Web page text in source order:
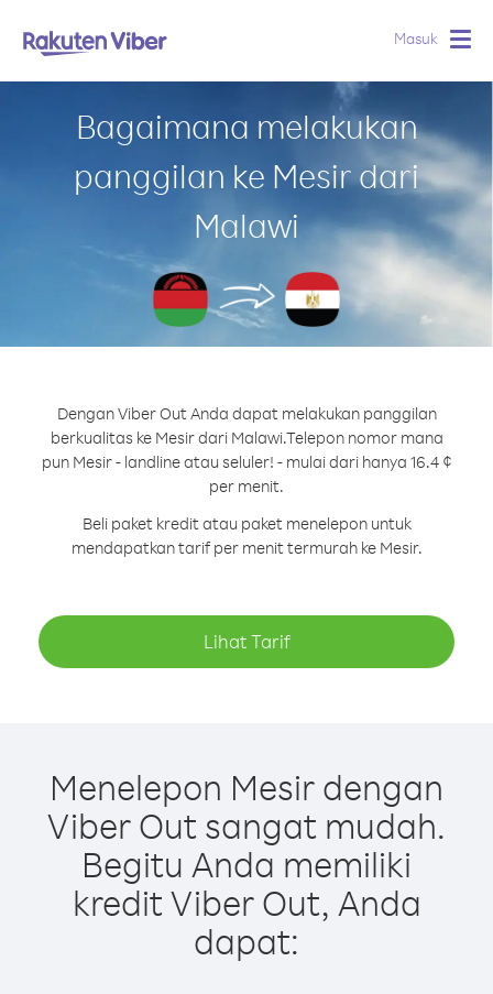
Masuk
Bagaimana melakukan
panggilan ke Mesir dari
Malawi
Dengan Viber Out Anda dapat melakukan panggilan
berkualitas ke Mesir dari Malawi.Telepon nomor mana
pun Mesir - landline atau seluler! - mulai dari hanya 16.4 ¢
per menit.
Beli paket kredit atau paket menelepon untuk
mendapatkan tarif per menit termurah ke Mesir.
Lihat Tarif
Menelepon Mesir dengan
Viber Out sangat mudah.
Begitu Anda memiliki
kredit Viber Out, Anda
dapat: